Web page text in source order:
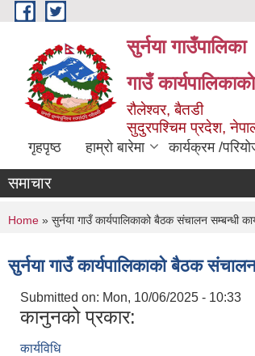
Skip to main content
सुर्नया गाउँपालिका
गाउँ
रौलेश्वर, बैतडी
सुदुरपश्चिम प्रदेश,
गृहपृष्ठ हाम्रो बारेमा कार्यक्रम /
समाचार
You are here
Home » सुर्नया गाउँ कार्यपालिकाको बैठक संचालन सम्बन्धी
सुर्नया गाउँ कार्यपालिकाको बैठक
Submitted on: Mon, 10/06/2025 - 10:33
कानुनको प्रकार:
कार्यविधि